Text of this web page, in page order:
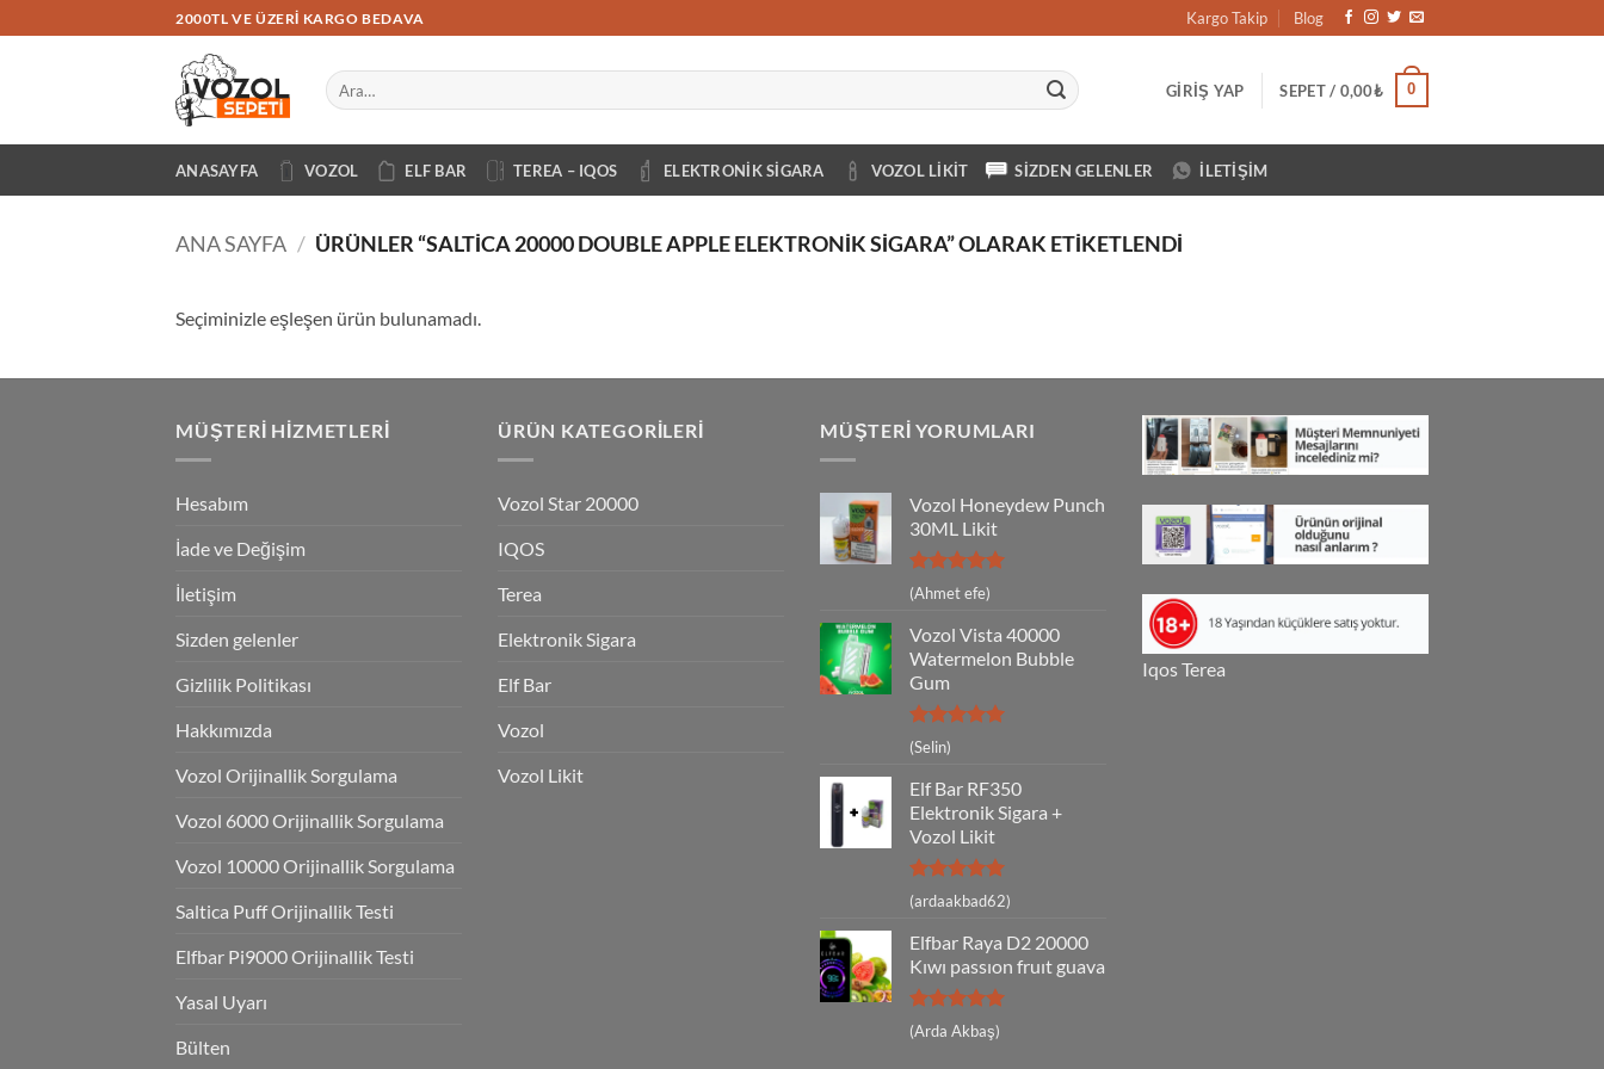
atla
2000TL VE ÜZERI KARGO BEDAVA Kargo Takip Blog
Ara:
GIRIŞ YAP SEPET / 0,00₺ 0
ANASAYFA VOZOL ELF BAR TEREA – IQOS ELEKTRONIK SIGARA VOZOL LIKIT SIZDEN GELENLER İLETIŞIM
ANA SAYFA / ÜRÜNLER “SALTICA 20000 DOUBLE APPLE ELEKTRONIK SIGARA” OLARAK ETIKETLENDI
Seçiminizle eşleşen ürün bulunamadı.
MÜŞTERI HIZMETLERI
Hesabım
İade ve Değişim
İletişim
Sizden gelenler
Gizlilik Politikası
Hakkımızda
Vozol Orijinallik Sorgulama
Vozol 6000 Orijinallik Sorgulama
Vozol 10000 Orijinallik Sorgulama
Saltica Puff Orijinallik Testi
Elfbar Pi9000 Orijinallik Testi
Yasal Uyarı
Bülten
ÜRÜN KATEGORILERI
Vozol Star 20000
IQOS
Terea
Elektronik Sigara
Elf Bar
Vozol
Vozol Likit
MÜŞTERI YORUMLARI
Vozol Honeydew Punch
30ML Likit
5 üzerinden
5
(Ahmet efe)
Vozol Vista 40000
Watermelon Bubble
Gum
5 üzerinden
5
oy aldı
(Selin)
Elf Bar RF350
Elektronik Sigara +
Vozol Likit
5 üzerinden
5
(ardaakbad62)
Elfbar Raya D2 20000
Kıwı passıon fruıt guava
5 üzerinden
5
(Arda Akbaş)
Iqos Terea